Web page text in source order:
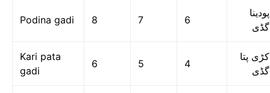
Podina gadi 8 7 6
پودینا
گڈی
Kari pata
gadi
6 5 4
کڑی پتا
گڈی